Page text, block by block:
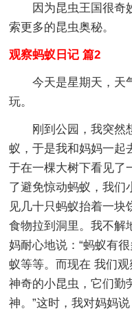
因为昆虫王国很奇
索更多的昆虫奥秘。
观察蚂蚁日记 篇2
今天是星期天，天
玩。
刚到公园，我突然
蚁，于是我和妈妈一起
于在一棵大树下看见了
了避免惊动蚂蚁，我们
见几十只蚂蚁抬着一块
食物拉到洞里。我不解
妈耐心地说：“蚂蚁有
蚁等等。而现在 我们
神奇的小昆虫，它们勤
神。”这时，我对妈妈